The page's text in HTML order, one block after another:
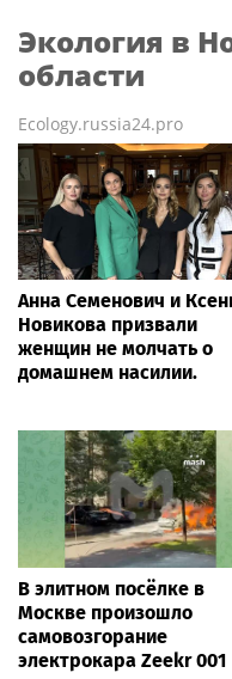
Экология в
области
Ecology.russia24.pro
Анна Семенович и
Новикова призвали
женщин не молчать о
домашнем насилии.
В элитном посёлке в
Москве произошло
самовозгорание
электрокара Zeekr 001